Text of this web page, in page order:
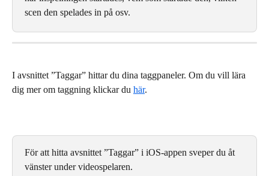
scen den spelades in på osv.
I avsnittet ”Taggar” hittar du dina taggpaneler. Om du vill lära
dig mer om taggning klickar du här.
För att hitta avsnittet ”Taggar” i iOS-appen sveper du åt
vänster under videospelaren.